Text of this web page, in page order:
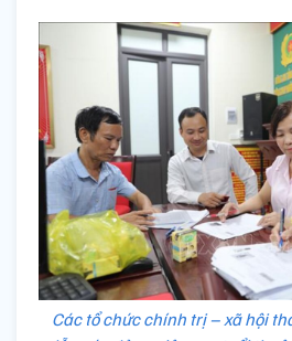
Các tổ chức chính trị – xã hội